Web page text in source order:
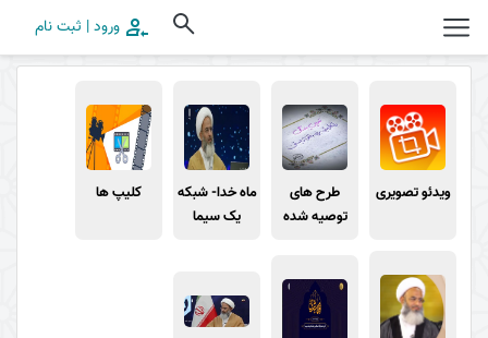
ورود | ثبت نام
ویدئو تصویری
طرح های
توصیه شده
ماه خدا- شبکه
یک سیما
کلیپ ها